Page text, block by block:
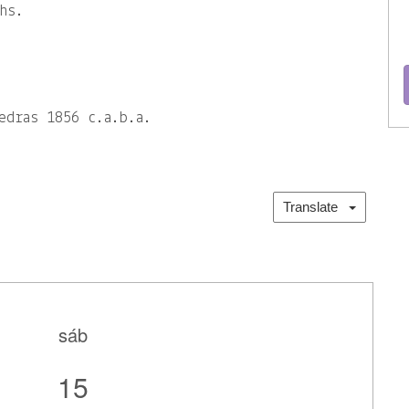
1856 c.a.b.a.
Translate
sáb
15